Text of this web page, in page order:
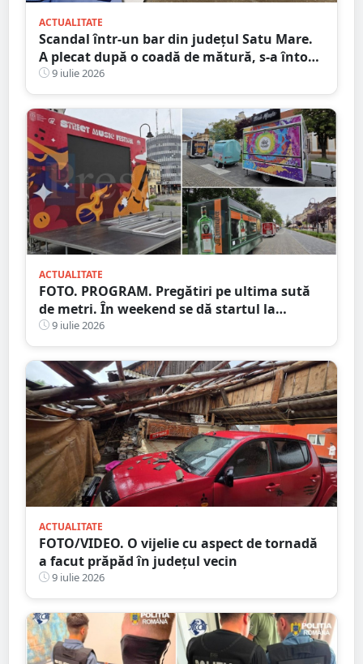
ACTUALITATE
Scandal într-un bar din județul Satu Mare.
A plecat după o coadă de mătură, s-a întors
și și-a lovit victima în cap
9 iulie 2026
ACTUALITATE
FOTO. PROGRAM. Pregătiri pe ultima sută
de metri. În weekend se dă startul la
distracție. Începe Street Music Festival
9 iulie 2026
ACTUALITATE
FOTO/VIDEO. O vijelie cu aspect de tornadă
a facut prăpăd în județul vecin
9 iulie 2026